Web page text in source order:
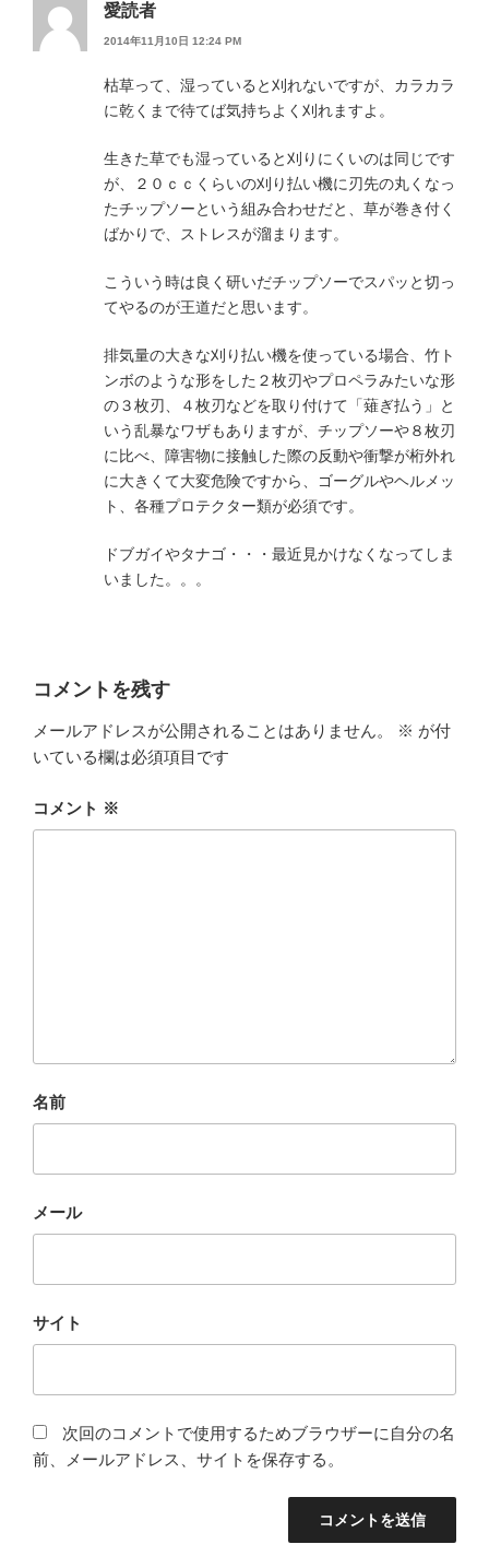
愛読者
2014年11月10日 12:24 PM
枯草って、湿っていると刈れないですが、カラカラ
に乾くまで待てば気持ちよく刈れますよ。
生きた草でも湿っていると刈りにくいのは同じです
が、２０ｃｃくらいの刈り払い機に刃先の丸くなっ
たチップソーという組み合わせだと、草が巻き付く
ばかりで、ストレスが溜まります。
こういう時は良く研いだチップソーでスパッと切っ
てやるのが王道だと思います。
排気量の大きな刈り払い機を使っている場合、竹ト
ンボのような形をした２枚刃やプロペラみたいな形
の３枚刃、４枚刃などを取り付けて「薙ぎ払う」と
いう乱暴なワザもありますが、チップソーや８枚刃
に比べ、障害物に接触した際の反動や衝撃が桁外れ
に大きくて大変危険ですから、ゴーグルやヘルメッ
ト、各種プロテクター類が必須です。
ドブガイやタナゴ・・・最近見かけなくなってしま
いました。。。
コメントを残す
メールアドレスが公開されることはありません。 ※ が付
いている欄は必須項目です
コメント ※
名前
メール
サイト
次回のコメントで使用するためブラウザーに自分の名
前、メールアドレス、サイトを保存する。